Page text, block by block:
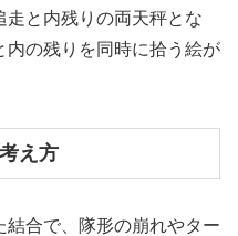
走と内残りの両天秤とな
内の残りを同時に拾う絵が
え方
合で、隊形の崩れやター